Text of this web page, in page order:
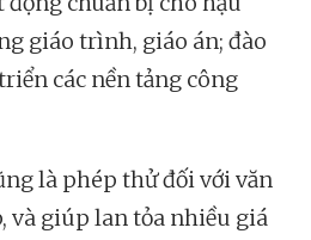
giáo trình, giáo án; đào
các nền tảng công
là phép thử đối với văn
và giúp lan tỏa nhiều giá